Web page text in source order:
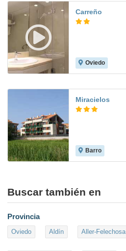
Carreño
Oviedo
Miracielos
Barro
Buscar también en
Provincia
Oviedo Aldín Aller-Felechosa